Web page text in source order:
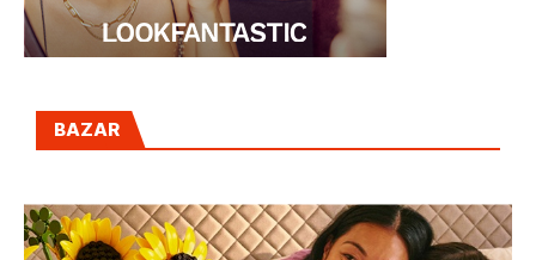
BAZAR